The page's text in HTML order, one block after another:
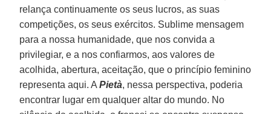
relança continuamente os seus lucros, as suas
competições, os seus exércitos. Sublime mensagem
para a nossa humanidade, que nos convida a
privilegiar, e a nos confiarmos, aos valores de
acolhida, abertura, aceitação, que o princípio feminino
representa aqui. APietà, nessa perspectiva, poderia
encontrar lugar em qualquer altar do mundo. No